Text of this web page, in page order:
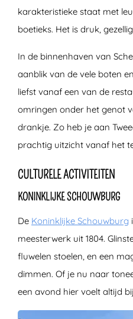
karakteristieke staat met
boetieks. Het is druk,
In de binnenhaven van
aanblik van de vele boten
liefst vanaf een van de
omringen onder het genot
drankje. Zo heb je aan
prachtig uitzicht vanaf het
CULTURELE ACTIVITEITEN
KONINKLIJKE SCHOUWBURG
De Koninklijke Schouwburg
meesterwerk uit 1804.
fluwelen stoelen, en een
dimmen. Of je nu naar
een avond hier voelt altijd